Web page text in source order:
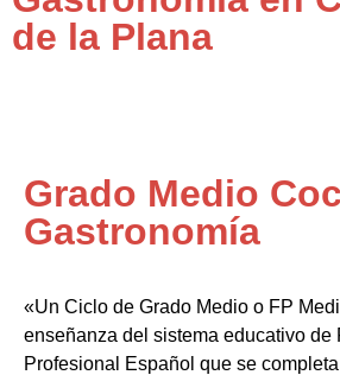
de la Plana
Grado Medio
Gastronomía
«Un Ciclo de Grado Medio o FP
enseñanza del sistema educativo de
Profesional Español que se